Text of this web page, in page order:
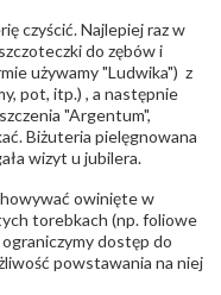
Tel. +48 77 54 90 100;
biuro@stelmach.pl
w wieku poniżej 3 lat
z białego złota
zawierają nikiel
czyścić. Najlepiej raz w
do zębów i
używamy "Ludwika") z
pot, itp.) , a następnie
"Argentum",
Biżuteria pielęgnowana
wizyt u jubilera.
owinięte w
torebkach (np. foliowe
dostęp do
powstawania na niej